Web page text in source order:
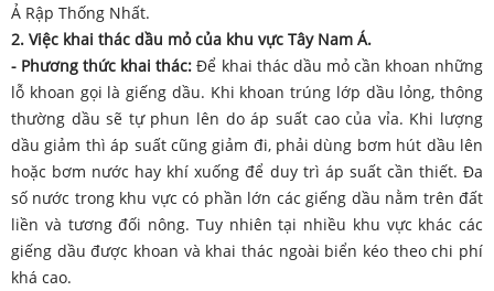
Ả Rập Thống Nhất.
2. Việc khai thác dầu mỏ của khu vực Tây Nam Á.
- Phương thức khai thác: Để khai thác dầu mỏ cần khoan những
lỗ khoan gọi là giếng dầu. Khi khoan trúng lớp dầu lỏng, thông
thường dầu sẽ tự phun lên do áp suất cao của vỉa. Khi lượng
dầu giảm thì áp suất cũng giảm đi, phải dùng bơm hút dầu lên
hoặc bơm nước hay khí xuống để duy trì áp suất cần thiết. Đa
số nước trong khu vực có phần lớn các giếng dầu nằm trên đất
liền và tương đối nông. Tuy nhiên tại nhiều khu vực khác các
giếng dầu được khoan và khai thác ngoài biển kéo theo chi phí
khá cao.